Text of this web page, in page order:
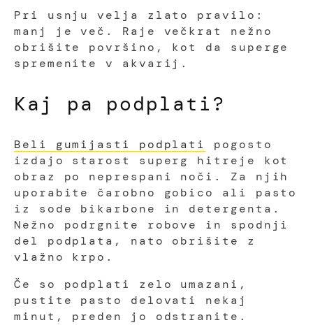
Pri usnju velja zlato pravilo:
manj je več. Raje večkrat nežno
obrišite površino, kot da superge
spremenite v akvarij.
Kaj pa podplati?
Beli gumijasti podplati
pogosto
izdajo starost superg hitreje kot
obraz po neprespani noči. Za njih
uporabite čarobno gobico ali pasto
iz sode bikarbone in detergenta.
Nežno podrgnite robove in spodnji
del podplata, nato obrišite z
vlažno krpo.
Če so podplati zelo umazani,
pustite pasto delovati nekaj
minut, preden jo odstranite.